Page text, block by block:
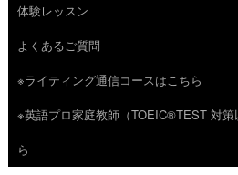
テ
ン
ツ
へ
ス
体験レッスン
よくあるご質問
※ライティング通信コースはこちら
※英語プロ家庭教師（TOEIC®TEST 対
ら